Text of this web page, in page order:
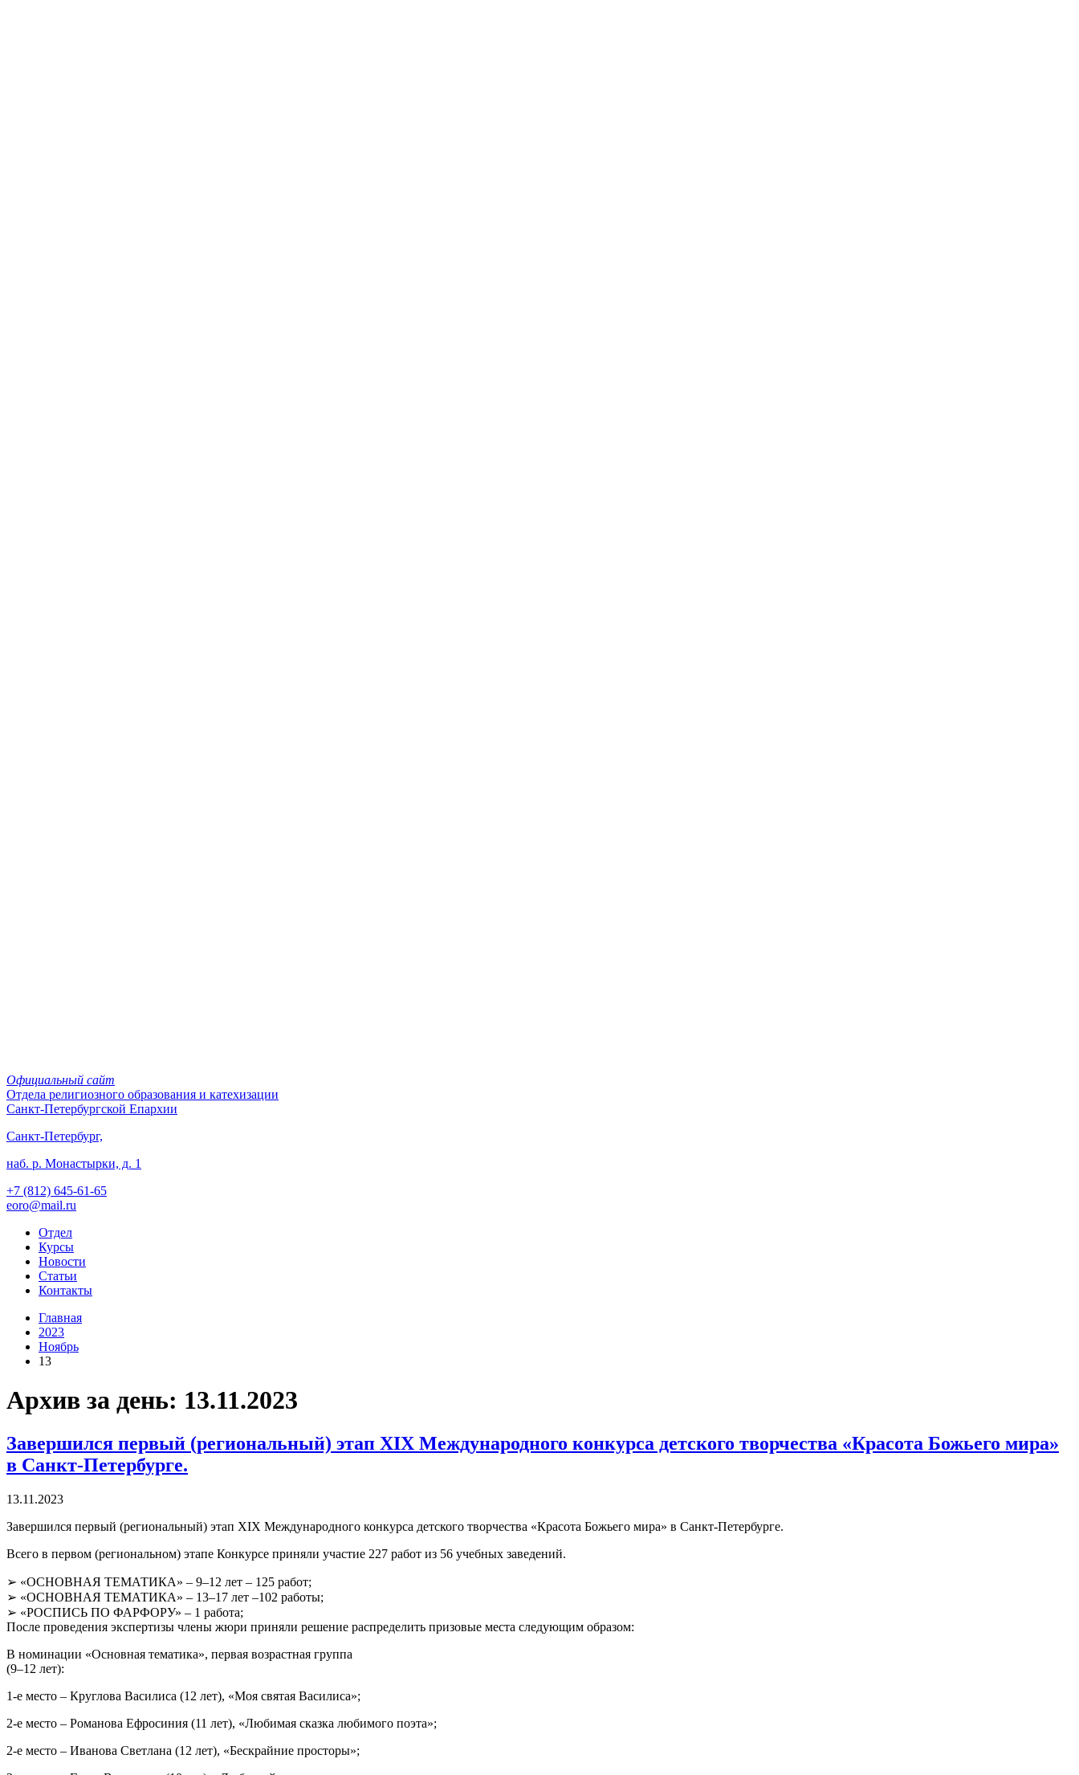
Официальный сайт
Отдела религиозного образования и катехизации
Санкт-Петербургской Епархии
Санкт-Петербург,
наб. р. Монастырки, д. 1
+7 (812) 645-61-65
eoro@mail.ru
Отдел
Курсы
Новости
Статьи
Контакты
Главная
2023
Ноябрь
13
Архив за день: 13.11.2023
Завершился первый (региональный) этап XIX Международного конкурса детского творчества «Красота Божьего мира»
в Санкт-Петербурге.
13.11.2023
Завершился первый (региональный) этап XIX Международного конкурса детского творчества «Красота Божьего мира» в Санкт-Петербурге.
Всего в первом (региональном) этапе Конкурсе приняли участие 227 работ из 56 учебных заведений.
➢ «ОСНОВНАЯ ТЕМАТИКА» – 9–12 лет – 125 работ;
➢ «ОСНОВНАЯ ТЕМАТИКА» – 13–17 лет –102 работы;
➢ «РОСПИСЬ ПО ФАРФОРУ» – 1 работа;
После проведения экспертизы члены жюри приняли решение распределить призовые места следующим образом:
В номинации «Основная тематика», первая возрастная группа
(9–12 лет):
1-е место – Круглова Василиса (12 лет), «Моя святая Василиса»;
2-е место – Романова Ефросиния (11 лет), «Любимая сказка любимого поэта»;
2-е место – Иванова Светлана (12 лет), «Бескрайние просторы»;